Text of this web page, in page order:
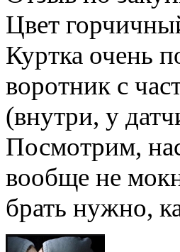
Цвет
Куртка очень
воротник с
(внутри, у
Посмотрим,
вообще не
брать нужно,